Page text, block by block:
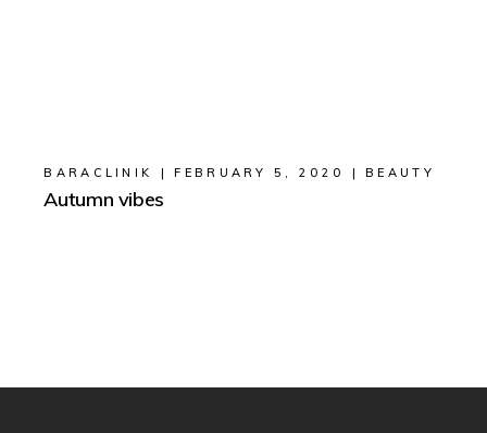
BARACLINIK FEBRUARY 5, 2020 BEAUTY
Autumn vibes